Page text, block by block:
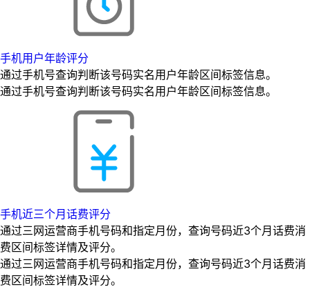
手机用户年龄评分
通过手机号查询判断该号码实名用户年龄区间标签信息。
通过手机号查询判断该号码实名用户年龄区间标签信息。
手机近三个月话费评分
通过三网运营商手机号码和指定月份，查询号码近3个月话费消
费区间标签详情及评分。
通过三网运营商手机号码和指定月份，查询号码近3个月话费消
费区间标签详情及评分。